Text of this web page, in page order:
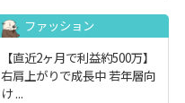
ファッション
【直近2ヶ月で利益約500万】
右肩上がりで成長中 若年層向
け...